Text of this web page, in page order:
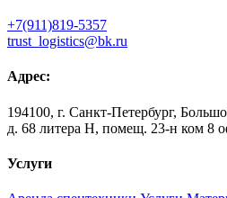
+7(911)819-5357
trust_logistics@bk.ru
Адрес:
194100, г. Санкт-Петербург,
д. 68 литера Н, помещ. 23-н ком 8
Услуги